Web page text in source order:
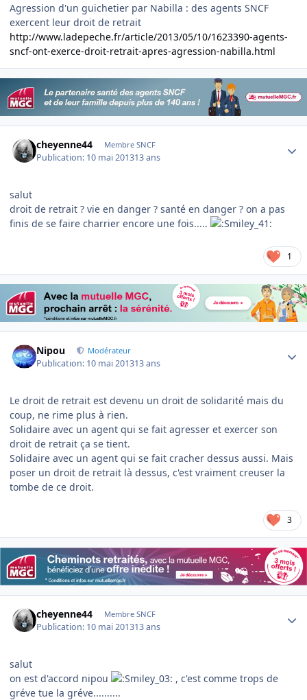
Agression d'un guichetier par Nabilla : des agents SNCF
exercent leur droit de retrait
http://www.ladepeche.fr/article/2013/05/10/1623390-agents-
sncf-ont-exerce-droit-retrait-apres-agression-nabilla.html
cheyenne44 Membre SNCF
Publication: 10 mai 201313 ans
salut
droit de retrait ? vie en danger ? santé en danger ? on a pas
finis de se faire charrier encore une fois.....
1
Nipou Modérateur
Publication: 10 mai 201313 ans
Le droit de retrait est devenu un droit de solidarité mais du
coup, ne rime plus à rien.
Solidaire avec un agent qui se fait agresser et exercer son
droit de retrait ça se tient.
Solidaire avec un agent qui se fait cracher dessus aussi. Mais
poser un droit de retrait là dessus, c'est vraiment creuser la
tombe de ce droit.
3
cheyenne44 Membre SNCF
Publication: 10 mai 201313 ans
salut
on est d'accord nipou
, c'est comme trops de
gréve tue la gréve..........